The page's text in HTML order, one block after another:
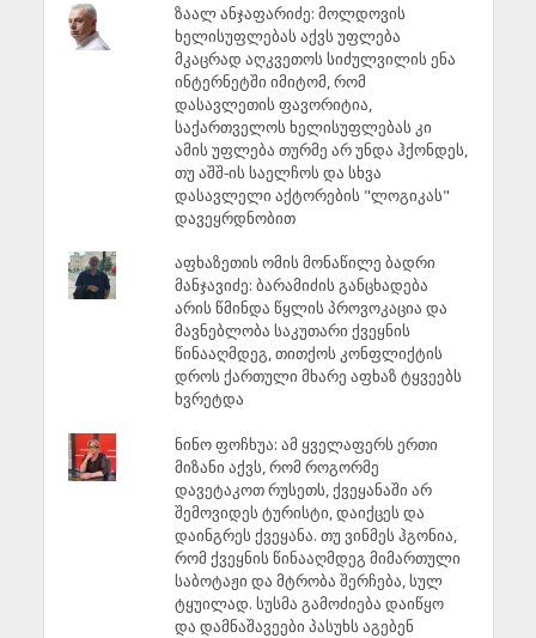
ზაალ ანჯაფარიძე: მოლდოვის
ხელისუფლებას აქვს უფლება
მკაცრად აღკვეთოს სიძულვილის ენა
ინტერნეტში იმიტომ, რომ
დასავლეთის ფავორიტია,
საქართველოს ხელისუფლებას კი
ამის უფლება თურმე არ უნდა ჰქონდეს,
თუ აშშ-ის საელჩოს და სხვა
დასავლელი აქტორების "ლოგიკას"
დავეყრდნობით
აფხაზეთის ომის მონაწილე ბადრი
მანჯავიძე: ბარამიძის განცხადება
არის წმინდა წყლის პროვოკაცია და
მავნებლობა საკუთარი ქვეყნის
წინააღმდეგ, თითქოს კონფლიქტის
დროს ქართული მხარე აფხაზ ტყვეებს
ხვრეტდა
ნინო ფოჩხუა: ამ ყველაფერს ერთი
მიზანი აქვს, რომ როგორმე
დავეტაკოთ რუსეთს, ქვეყანაში არ
შემოვიდეს ტურისტი, დაიქცეს და
დაინგრეს ქვეყანა. თუ ვინმეს ჰგონია,
რომ ქვეყნის წინააღმდეგ მიმართული
საბოტაჟი და მტრობა შერჩება, სულ
ტყუილად. სუსმა გამოძიება დაიწყო
და დამნაშავეები პასუხს აგებენ